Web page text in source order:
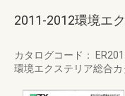
2011-2012環境エ
カタログコード：
環境エクステリア総合